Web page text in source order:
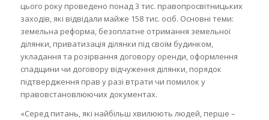
цього року проведено понад 3 тис. правопросвітницьких
заходів, які відвідали майже 158 тис. осіб. Основні теми:
земельна реформа, безоплатне отримання земельної
ділянки, приватизація ділянки під своїм будинком,
укладання та розірвання договору оренди, оформлення
спадщини чи договору відчуження ділянки, порядок
підтвердження прав у разі втрати чи помилок у
правовстановлюючих документах.
«Серед питань, які найбільш хвилюють людей, перше –